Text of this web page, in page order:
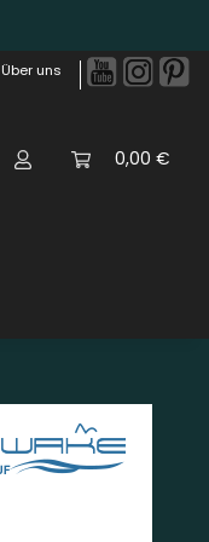
Über uns
0,00 €